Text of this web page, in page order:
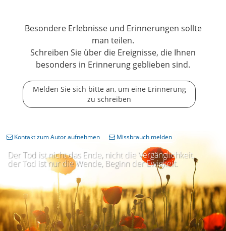
Besondere Erlebnisse und Erinnerungen sollte
man teilen.
Schreiben Sie über die Ereignisse, die Ihnen
besonders in Erinnerung geblieben sind.
Melden Sie sich bitte an, um eine Erinnerung
zu schreiben
Der Tod ist nicht das Ende, nicht die Vergänglichkeit,
der Tod ist nur die Wende, Beginn der Ewigkeit.
Kontakt zum Autor aufnehmen Missbrauch melden